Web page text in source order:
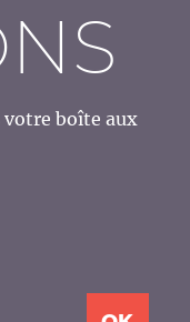
votre boîte aux